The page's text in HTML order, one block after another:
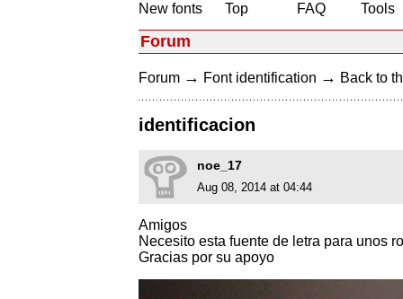
New fonts
Top
FAQ
Tools
Forum
Forum → Font identification → Back to
identificacion
noe_17
Aug 08, 2014 at 04:44
Amigos
Necesito esta fuente de letra para unos
Gracias por su apoyo